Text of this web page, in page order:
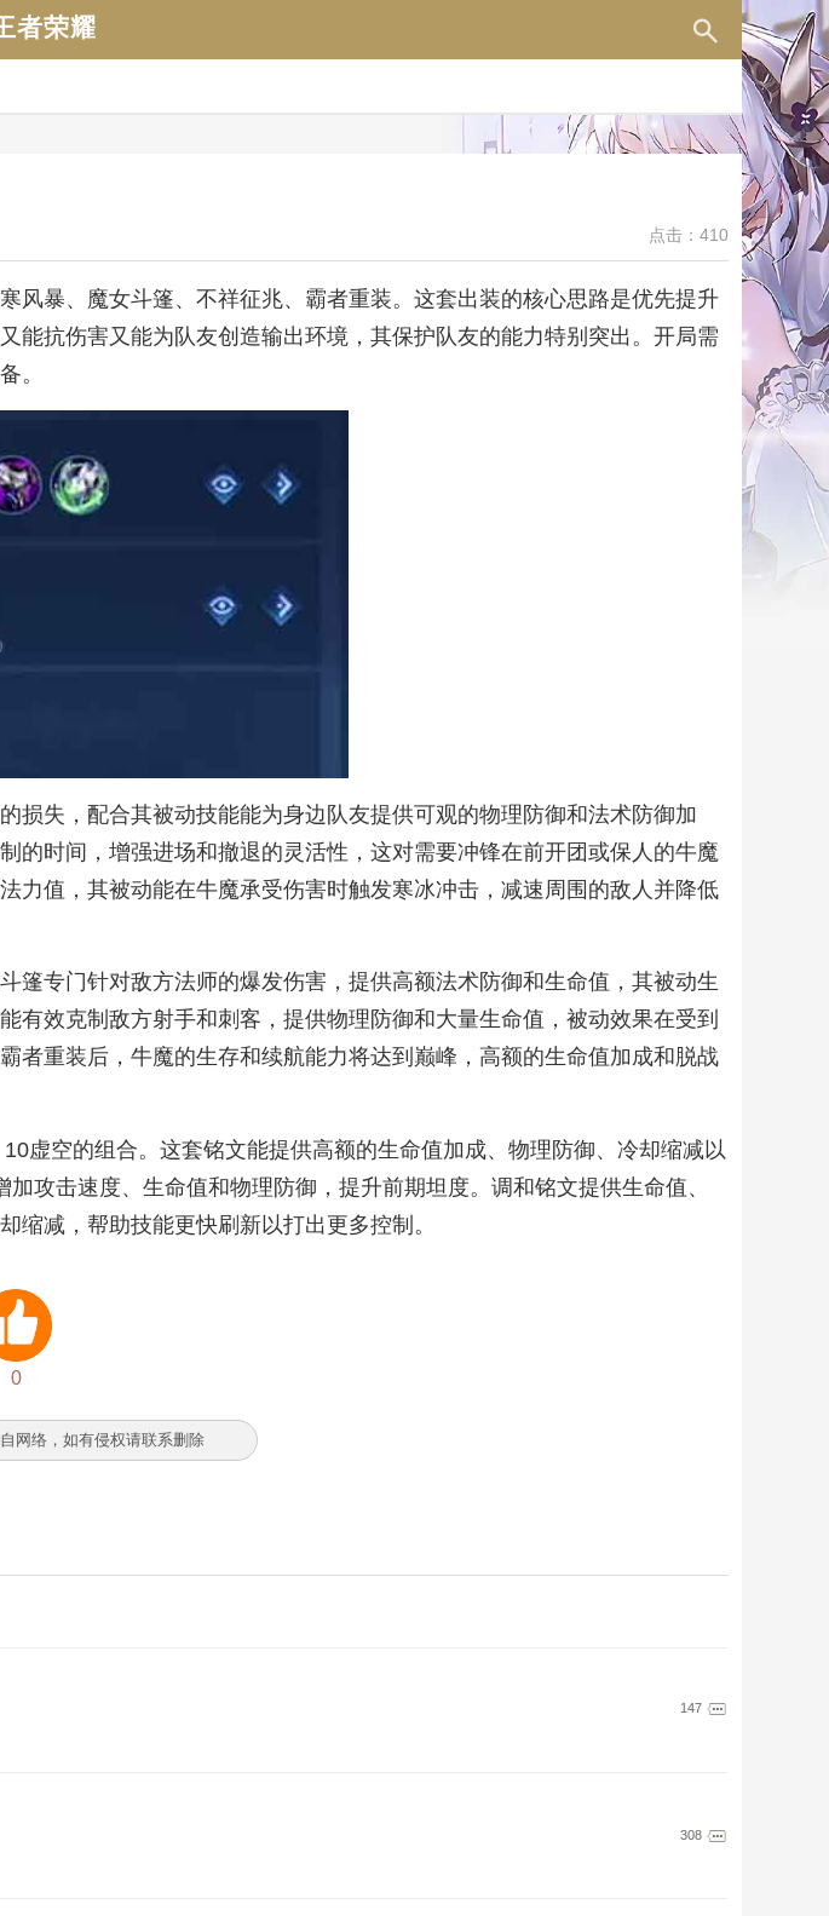
者荣耀
点击：410
风暴、魔女斗篷、不祥征兆、霸者重装。这套出装的核心思路是优先提升
能抗伤害又能为队友创造输出环境，其保护队友的能力特别突出。开局需
。
损失，配合其被动技能能为身边队友提供可观的物理防御和法术防御加
的时间，增强进场和撤退的灵活性，这对需要冲锋在前开团或保人的牛魔
力值，其被动能在牛魔承受伤害时触发寒冰冲击，减速周围的敌人并降低
篷专门针对敌方法师的爆发伤害，提供高额法术防御和生命值，其被动生
效克制敌方射手和刺客，提供物理防御和大量生命值，被动效果在受到
者重装后，牛魔的生存和续航能力将达到巅峰，高额的生命值加成和脱战
虚空的组合。这套铭文能提供高额的生命值加成、物理防御、冷却缩减以
攻击速度、生命值和物理防御，提升前期坦度。调和铭文提供生命值、
缩减，帮助技能更快刷新以打出更多控制。
0
网络，如有侵权请联系删除
147
308